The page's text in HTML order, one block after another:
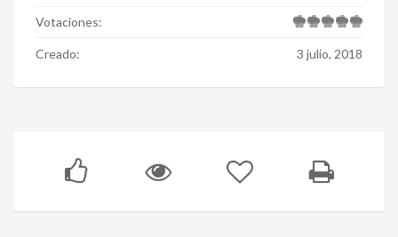
Votaciones:
Creado: 3 julio, 2018